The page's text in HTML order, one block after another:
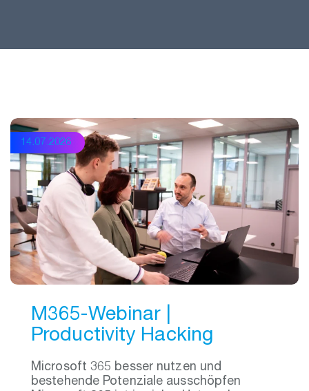
14.07.2026
M365-Webinar |
Productivity Hacking
Microsoft 365 besser nutzen und
bestehende Potenziale ausschöpfen